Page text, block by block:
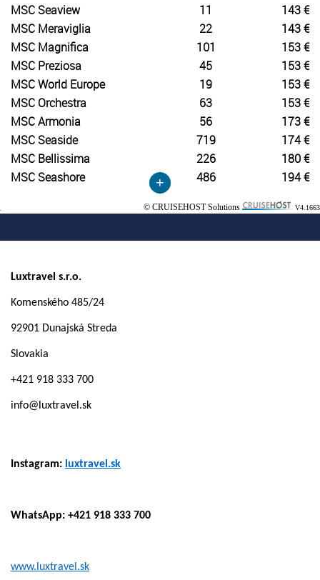
MSC Seaview
11
143 €
MSC Meraviglia
22
143 €
MSC Magnifica
101
153 €
MSC Preziosa
45
153 €
MSC World Europe
19
153 €
MSC Orchestra
63
153 €
MSC Armonia
56
173 €
MSC Seaside
719
174 €
MSC Bellissima
226
180 €
MSC Seashore
486 194 €
+
© CRUISEHOST Solutions V4.1663
Luxtravel s.r.o.
Komenského 485/24
92901 Dunajská Streda
Slovakia
+421 918 333 700
info@luxtravel.sk
Instagram: luxtravel.sk
WhatsApp: +421 918 333 700
www.luxtravel.sk